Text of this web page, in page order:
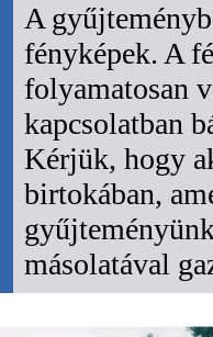
A
fényképek. A
folyamatosan
kapcsolatban
Kérjük, hogy
birtokában,
másolatával